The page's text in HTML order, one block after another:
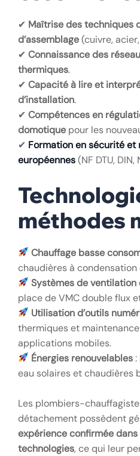
✔ Maîtrise des techniques
d’assemblage(cuivre,
✔ Connaissance des
thermiques.
✔ Capacité à lire et
d’installation.
✔ Compétences en
domotique pour les
✔ Formation en sécurité
européennes(NF DTU, DIN,
méthodes
Chauffage basse
chaudières à
Systèmes de
place de VMC double flux
Utilisation d’outils
thermiques et
applications mobiles.
Énergies renouvelables:
eau solaires et chaudières
Les plombiers-
détachement possèdent
expérience confirmée
technologies, ce qui leur